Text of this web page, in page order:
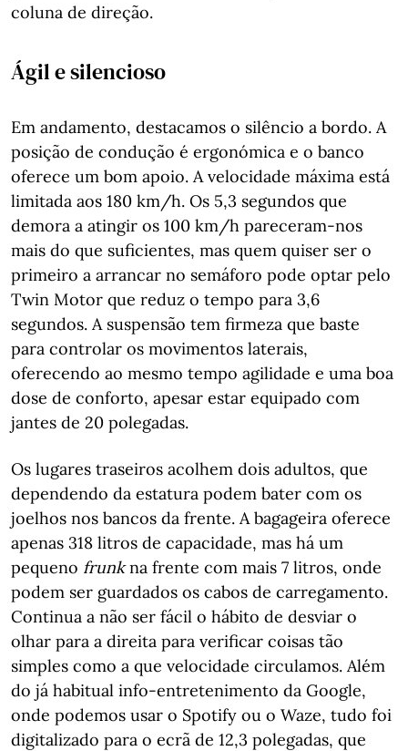
coluna de direção.
Ágil e silencioso
Em andamento, destacamos o silêncio a bordo. A
posição de condução é ergonómica e o banco
oferece um bom apoio. A velocidade máxima está
limitada aos 180 km/h. Os 5,3 segundos que
demora a atingir os 100 km/h pareceram-nos
mais do que suficientes, mas quem quiser ser o
primeiro a arrancar no semáforo pode optar pelo
Twin Motor que reduz o tempo para 3,6
segundos. A suspensão tem firmeza que baste
para controlar os movimentos laterais,
oferecendo ao mesmo tempo agilidade e uma boa
dose de conforto, apesar estar equipado com
jantes de 20 polegadas.
Os lugares traseiros acolhem dois adultos, que
dependendo da estatura podem bater com os
joelhos nos bancos da frente. A bagageira oferece
apenas 318 litros de capacidade, mas há um
pequeno frunkna frente com mais 7 litros, onde
podem ser guardados os cabos de carregamento.
Continua a não ser fácil o hábito de desviar o
olhar para a direita para verificar coisas tão
simples como a que velocidade circulamos. Além
do já habitual info-entretenimento da Google,
onde podemos usar o Spotify ou o Waze, tudo foi
digitalizado para o ecrã de 12,3 polegadas, que